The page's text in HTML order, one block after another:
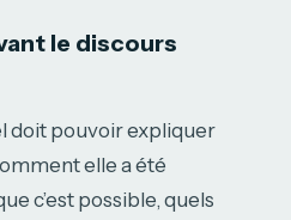
le discours
doit pouvoir expliquer
elle a été
c’est possible, quels